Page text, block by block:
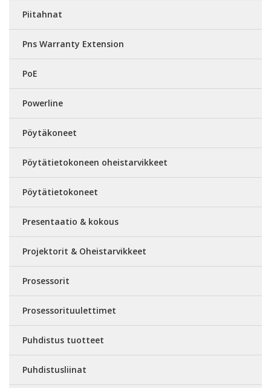
Piitahnat
Pns Warranty Extension
PoE
Powerline
Pöytäkoneet
Pöytätietokoneen oheistarvikkeet
Pöytätietokoneet
Presentaatio & kokous
Projektorit & Oheistarvikkeet
Prosessorit
Prosessorituulettimet
Puhdistus tuotteet
Puhdistusliinat